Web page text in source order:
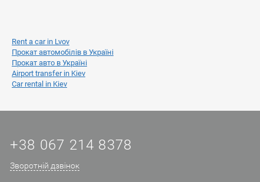
Rent a car in Lvov
Прокат автомобілів в Україні
Прокат авто в Україні
Airport transfer in Kiev
Car rental in Kiev
+38 067 214 8378
Зворотній дзвінок